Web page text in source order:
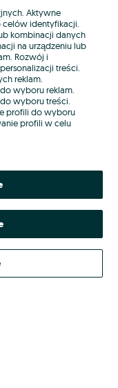
wskazanych powyżej,
aktualnym brzmieniu.
Aktywne
celów identyfikacji.
kombinacji danych
na urządzeniu lub
Rozwój i
treści.
reklam.
wyboru reklam.
wyboru treści.
profili do wyboru
profili w celu